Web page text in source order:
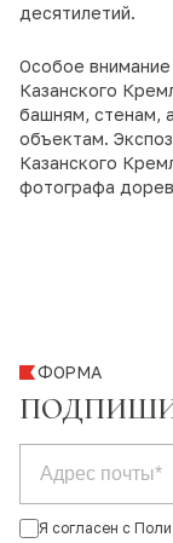
десятилетий.
Особое
Казанского
башням, стенам,
объектам.
Казанского
фотографа
ФОРМА
Я согласен с